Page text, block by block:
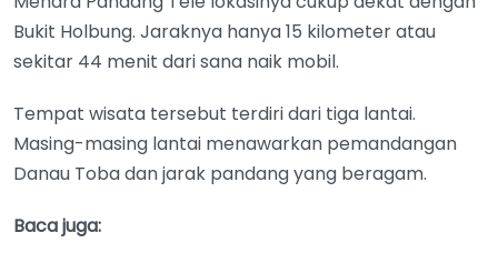
Bukit Holbung. Jaraknya hanya 15 kilometer atau
sekitar 44 menit dari sana naik mobil.
Tempat wisata tersebut terdiri dari tiga lantai.
Masing-masing lantai menawarkan pemandangan
Danau Toba dan jarak pandang yang beragam.
Baca juga: